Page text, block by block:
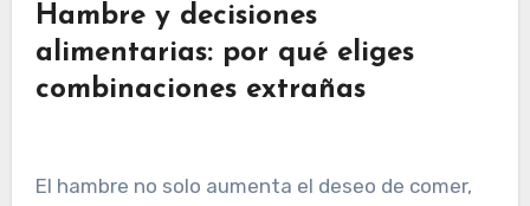
Hambre y decisiones
alimentarias: por qué eliges
combinaciones extrañas
El hambre no solo aumenta el deseo de comer,